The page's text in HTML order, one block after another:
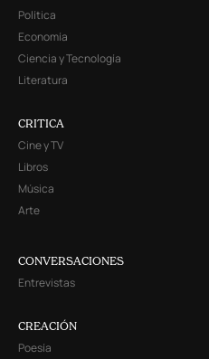
Política
Economía
Ciencia y Tecnología
Literatura
CRITICA
Cine y TV
Libros
Música
Arte
CONVERSACIONES
Entrevistas
CREACIÓN
Poesía